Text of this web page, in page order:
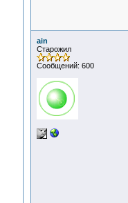
ain
Старожил
Сообщений: 600